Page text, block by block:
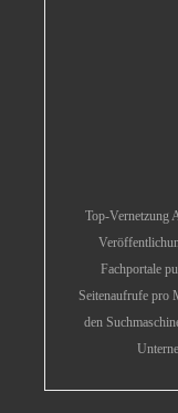
Top-Vernetzung
Fachportale
Seitenaufrufe pro
den